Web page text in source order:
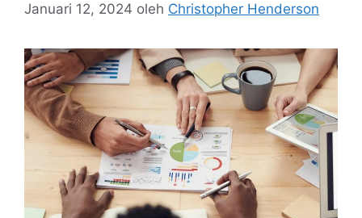
Januari 12, 2024 oleh Christopher Henderson